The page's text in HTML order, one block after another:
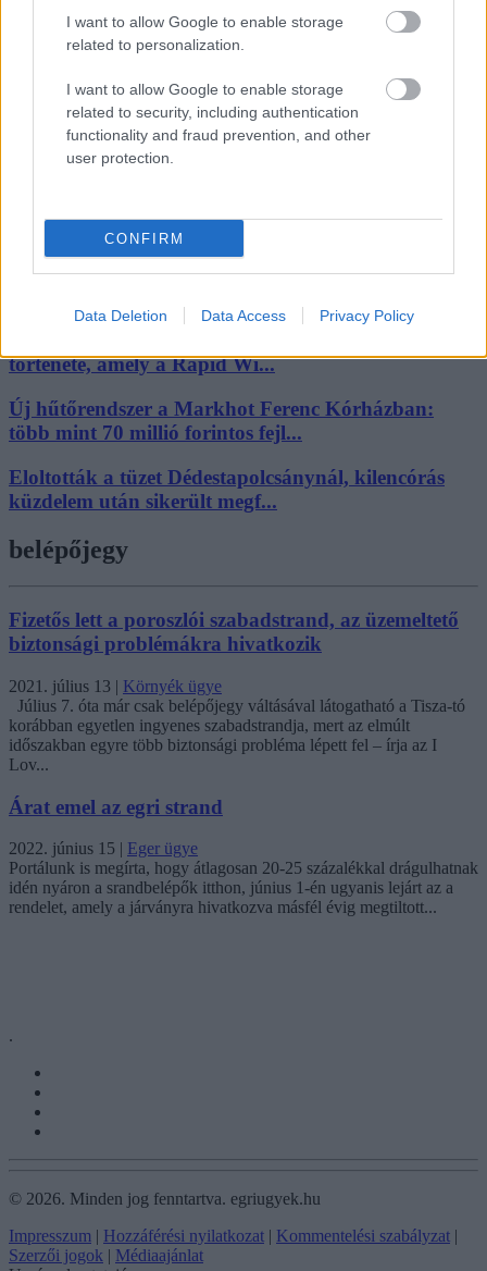
I want to allow Google to enable storage
related to personalization.
I want to allow Google to enable storage
related to security, including authentication
functionality and fraud prevention, and other
user protection.
CONFIRM
Data Deletion Data Access Privacy Policy
Impresszum
Hozzáférési nyilatkozat
Kommentelési szabályzat
Médiaajánlat
Kövess minket
Facebook
Youtube
Halmentés Szarvaskőnél: őshonos és védett halakat
története, amely a Rapid Wi...
Új hűtőrendszer a Markhot Ferenc Kórházban:
több mint 70 millió forintos fejl...
Eloltották a tüzet Dédestapolcsánynál, kilencórás
küzdelem után sikerült megf...
belépőjegy
Fizetős lett a poroszlói szabadstrand, az üzemeltető
biztonsági problémákra hivatkozik
2021. július 13 | Környék ügye
Július 7. óta már csak belépőjegy váltásával látogatható a Tisza-tó
korábban egyetlen ingyenes szabadstrandja, mert az elmúlt
időszakban egyre több biztonsági probléma lépett fel – írja az I
Lov...
Árat emel az egri strand
2022. június 15 | Eger ügye
Portálunk is megírta, hogy átlagosan 20-25 százalékkal drágulhatnak
idén nyáron a srandbelépők itthon, június 1-én ugyanis lejárt az a
rendelet, amely a járványra hivatkozva másfél évig megtiltott...
.
© 2026. Minden jog fenntartva. egriugyek.hu
Impresszum | Hozzáférési nyilatkozat | Kommentelési szabályzat |
Szerzői jogok | Médiaajánlat